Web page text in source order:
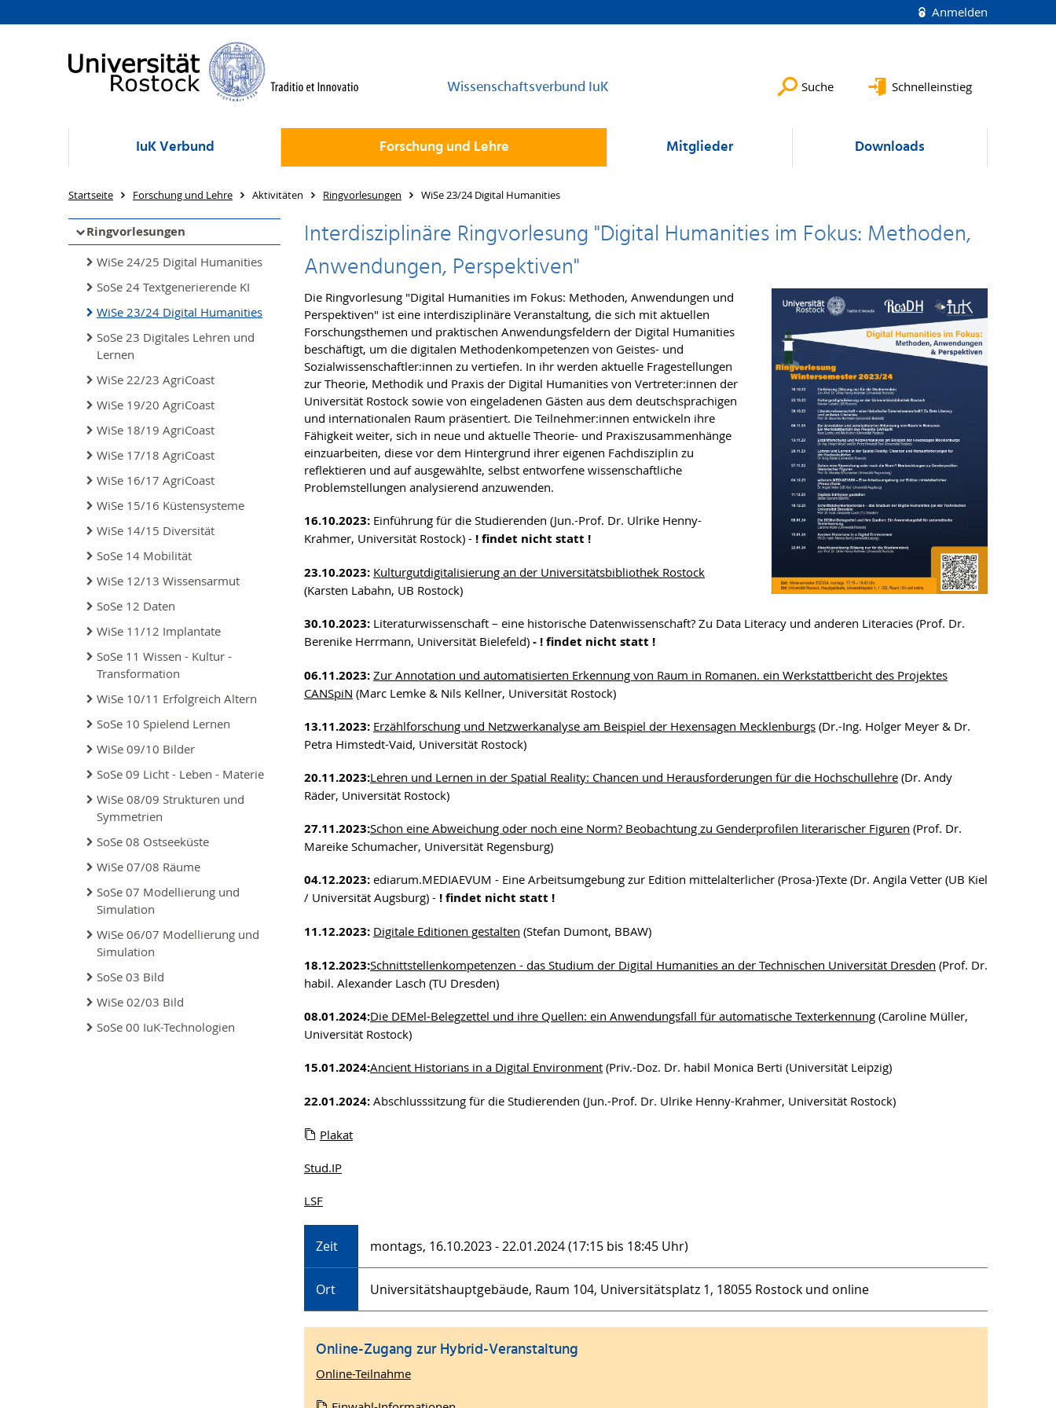
Anmelden
Wissenschaftsverbund IuK Suche Schnelleinstieg
IuK Verbund Forschung und Lehre Mitglieder Downloads
Startseite Forschung und Lehre Aktivitäten Ringvorlesungen WiSe 23/24 Digital Humanities
Ringvorlesungen
WiSe 24/25 Digital Humanities
SoSe 24 Textgenerierende KI
WiSe 23/24 Digital Humanities
SoSe 23 Digitales Lehren und
Lernen
WiSe 22/23 AgriCoast
WiSe 19/20 AgriCoast
WiSe 18/19 AgriCoast
WiSe 17/18 AgriCoast
WiSe 16/17 AgriCoast
WiSe 15/16 Küstensysteme
WiSe 14/15 Diversität
SoSe 14 Mobilität
WiSe 12/13 Wissensarmut
SoSe 12 Daten
WiSe 11/12 Implantate
SoSe 11 Wissen - Kultur -
Transformation
WiSe 10/11 Erfolgreich Altern
SoSe 10 Spielend Lernen
WiSe 09/10 Bilder
SoSe 09 Licht - Leben - Materie
WiSe 08/09 Strukturen und
Symmetrien
SoSe 08 Ostseeküste
WiSe 07/08 Räume
SoSe 07 Modellierung und
Simulation
WiSe 06/07 Modellierung und
Simulation
SoSe 03 Bild
WiSe 02/03 Bild
SoSe 00 IuK-Technologien
Interdisziplinäre Ringvorlesung "Digital Humanities im Fokus: Methoden,
Anwendungen, Perspektiven"
Die Ringvorlesung "Digital Humanities im Fokus: Methoden, Anwendungen und
Perspektiven" ist eine interdisziplinäre Veranstaltung, die sich mit aktuellen
Forschungsthemen und praktischen Anwendungsfeldern der Digital Humanities
beschäftigt, um die digitalen Methodenkompetenzen von Geistes- und
Sozialwissenschaftler:innen zu vertiefen. In ihr werden aktuelle Fragestellungen
zur Theorie, Methodik und Praxis der Digital Humanities von Vertreter:innen der
Universität Rostock sowie von eingeladenen Gästen aus dem deutschsprachigen
und internationalen Raum präsentiert. Die Teilnehmer:innen entwickeln ihre
Fähigkeit weiter, sich in neue und aktuelle Theorie- und Praxiszusammenhänge
einzuarbeiten, diese vor dem Hintergrund ihrer eigenen Fachdisziplin zu
reflektieren und auf ausgewählte, selbst entworfene wissenschaftliche
Problemstellungen analysierend anzuwenden.
16.10.2023: Einführung für die Studierenden (Jun.-Prof. Dr. Ulrike Henny-
Krahmer, Universität Rostock) - ! findet nicht statt !
23.10.2023: Kulturgutdigitalisierung an der Universitätsbibliothek Rostock
(Karsten Labahn, UB Rostock)
30.10.2023: Literaturwissenschaft – eine historische Datenwissenschaft? Zu Data Literacy und anderen Literacies (Prof. Dr.
Berenike Herrmann, Universität Bielefeld) - ! findet nicht statt !
06.11.2023: Zur Annotation und automatisierten Erkennung von Raum in Romanen. ein Werkstattbericht des Projektes
CANSpiN (Marc Lemke & Nils Kellner, Universität Rostock)
13.11.2023: Erzählforschung und Netzwerkanalyse am Beispiel der Hexensagen Mecklenburgs (Dr.-Ing. Holger Meyer & Dr.
Petra Himstedt-Vaid, Universität Rostock)
20.11.2023:Lehren und Lernen in der Spatial Reality: Chancen und Herausforderungen für die Hochschullehre (Dr. Andy
Räder, Universität Rostock)
27.11.2023:Schon eine Abweichung oder noch eine Norm? Beobachtung zu Genderprofilen literarischer Figuren (Prof. Dr.
Mareike Schumacher, Universität Regensburg)
04.12.2023: ediarum.MEDIAEVUM - Eine Arbeitsumgebung zur Edition mittelalterlicher (Prosa-)Texte (Dr. Angila Vetter (UB Kiel
/ Universität Augsburg) - ! findet nicht statt !
11.12.2023: Digitale Editionen gestalten (Stefan Dumont, BBAW)
18.12.2023:Schnittstellenkompetenzen - das Studium der Digital Humanities an der Technischen Universität Dresden (Prof. Dr.
habil. Alexander Lasch (TU Dresden)
08.01.2024:Die DEMel-Belegzettel und ihre Quellen: ein Anwendungsfall für automatische Texterkennung (Caroline Müller,
Universität Rostock)
15.01.2024:Ancient Historians in a Digital Environment (Priv.-Doz. Dr. habil Monica Berti (Universität Leipzig)
22.01.2024: Abschlusssitzung für die Studierenden (Jun.-Prof. Dr. Ulrike Henny-Krahmer, Universität Rostock)
Plakat
Stud.IP
LSF
Zeit montags, 16.10.2023 - 22.01.2024 (17:15 bis 18:45 Uhr)
Ort Universitätshauptgebäude, Raum 104, Universitätsplatz 1, 18055 Rostock und online
Online-Zugang zur Hybrid-Veranstaltung
Online-Teilnahme